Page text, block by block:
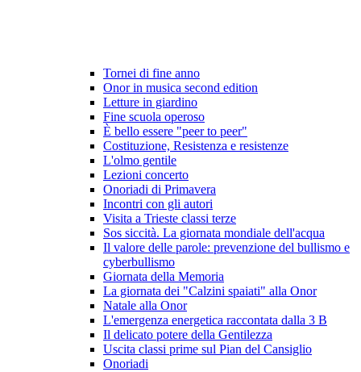
Tornei di fine anno
Onor in musica second edition
Letture in giardino
Fine scuola operoso
È bello essere "peer to peer"
Costituzione, Resistenza e resistenze
L'olmo gentile
Lezioni concerto
Onoriadi di Primavera
Incontri con gli autori
Visita a Trieste classi terze
Sos siccità. La giornata mondiale dell'acqua
Il valore delle parole: prevenzione del bullismo e
cyberbullismo
Giornata della Memoria
La giornata dei "Calzini spaiati" alla Onor
Natale alla Onor
L'emergenza energetica raccontata dalla 3 B
Il delicato potere della Gentilezza
Uscita classi prime sul Pian del Cansiglio
Onoriadi